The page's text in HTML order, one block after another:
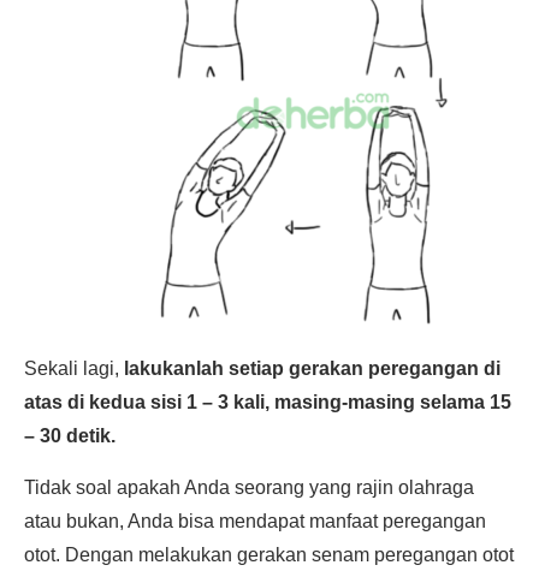
Sekali lagi, lakukanlah setiap gerakan peregangan di
atas di kedua sisi 1 – 3 kali, masing-masing selama 15
– 30 detik.
Tidak soal apakah Anda seorang yang rajin olahraga
atau bukan, Anda bisa mendapat manfaat peregangan
otot. Dengan melakukan gerakan senam peregangan otot